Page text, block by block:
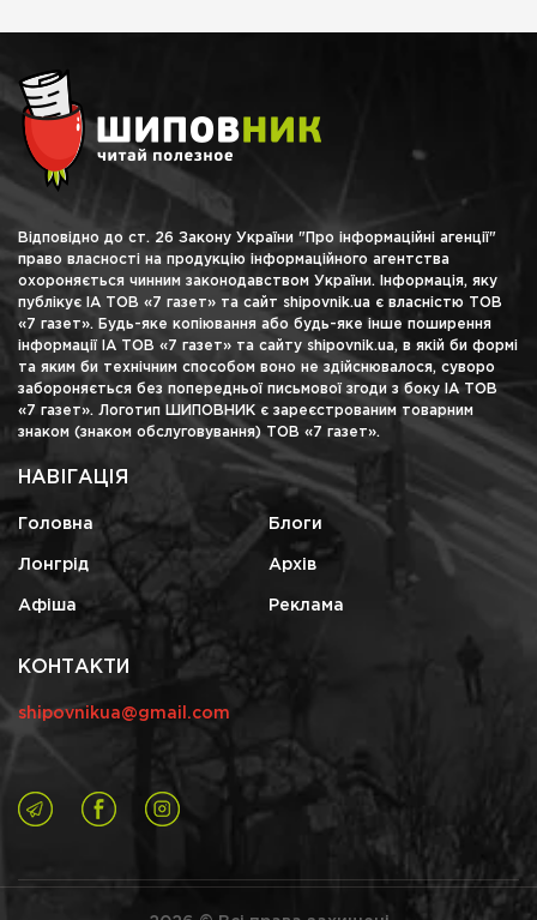
Відповідно до ст. 26 Закону України "Про інформаційні агенції"
право власності на продукцію інформаційного агентства
охороняється чинним законодавством України. Інформація, яку
публікує ІА ТОВ «7 газет» та сайт shipovnik.ua є власністю ТОВ
«7 газет». Будь-яке копіювання або будь-яке інше поширення
інформації ІА ТОВ «7 газет» та сайту shipovnik.ua, в якій би формі
та яким би технічним способом воно не здійснювалося, суворо
забороняється без попередньої письмової згоди з боку ІА ТОВ
«7 газет». Логотип ШИПОВНИК є зареєстрованим товарним
знаком (знаком обслуговування) ТОВ «7 газет».
НАВІГАЦІЯ
Головна Блоги
Лонгрід Архів
Афіша Реклама
КОНТАКТИ
shipovnikua@gmail.com